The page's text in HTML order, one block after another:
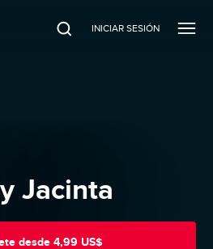
INICIAR SESIÓN
Jacinta
desde 4,99 US$